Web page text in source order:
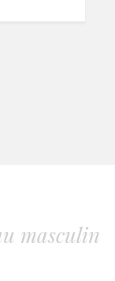
masculin